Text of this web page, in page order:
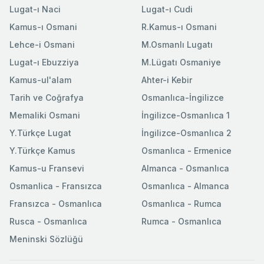
Lugat-ı Naci
Kamus-ı Osmani
Lehce-i Osmani
Lugat-ı Ebuzziya
Lugat-ı Cudi
R.Kamus-ı Osmani
M.Osmanlı Lugatı
M.Lügatı Osmaniye
Kamus-ul'alam
Tarih ve Coğrafya
Memaliki Osmani
Y.Türkçe Lugat
Y.Türkçe Kamus
Ahter-i Kebir
Osmanlıca-İngilizce
İngilizce-Osmanlıca 1
İngilizce-Osmanlıca 2
Osmanlıca - Ermenice
Kamus-u Fransevi
Osmanlica - Fransızca
Fransızca - Osmanlıca
Rusca - Osmanlıca
Meninski Sözlüğü
Almanca - Osmanlıca
Osmanlıca - Almanca
Osmanlıca - Rumca
Rumca - Osmanlıca